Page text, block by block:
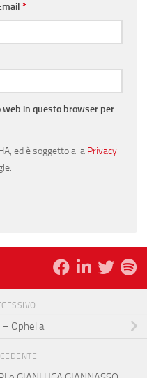
*
web in questo browser per
ed è soggetto alla Privacy
– Ophelia